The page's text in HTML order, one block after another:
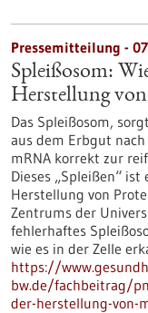
Pressemitteilung -
Spleißosom:
Herstellung
Das Spleißosom,
aus dem Erbgut
mRNA korrekt zur
Dieses „Spleißen“
Herstellung von
Zentrums der
fehlerhaftes
wie es in der Zelle
https://
bw.de/fachbeitrag/
der-herstellung-von-